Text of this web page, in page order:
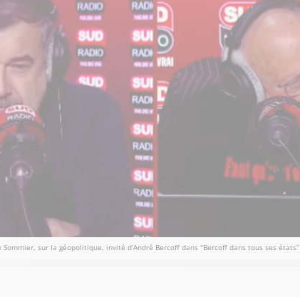
Sommier, sur la géopolitique, invité d’André Bercoff dans "Bercoff dans tous ses états”